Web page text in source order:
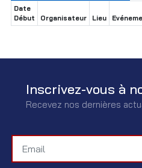
Date
Début
Organisateur Lieu
Inscrivez-vous à
Recevez nos dernières